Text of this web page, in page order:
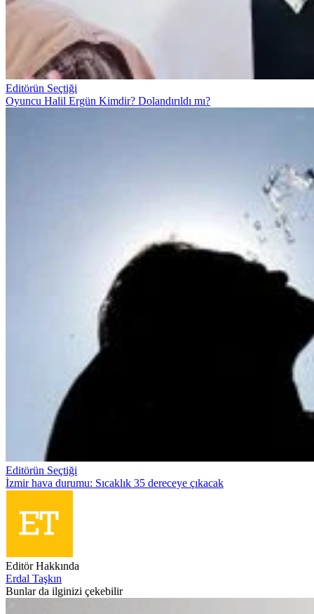
Editörün Seçtiği
Oyuncu Halil Ergün Kimdir? Dolandırıldı mı?
Editörün Seçtiği
İzmir hava durumu: Sıcaklık 35 dereceye çıkacak
Editör Hakkında
Erdal Taşkın
Bunlar da ilginizi çekebilir